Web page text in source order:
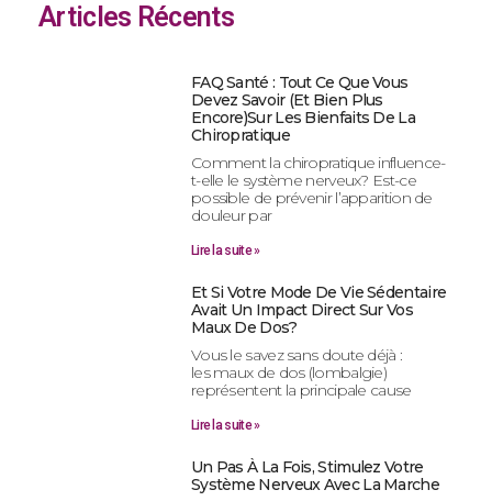
Articles Récents
FAQ Santé : Tout Ce Que Vous
Devez Savoir (et Bien Plus
Encore)sur Les Bienfaits De La
Chiropratique
Comment la chiropratique influence-
t-elle le système nerveux? Est-ce
possible de prévenir l’apparition de
douleur par
Lire la suite »
Et Si Votre Mode De Vie Sédentaire
Avait Un Impact Direct Sur Vos
Maux De Dos?
Vous le savez sans doute déjà :
les maux de dos (lombalgie)
représentent la principale cause
Lire la suite »
Un Pas À La Fois, Stimulez Votre
Système Nerveux Avec La Marche